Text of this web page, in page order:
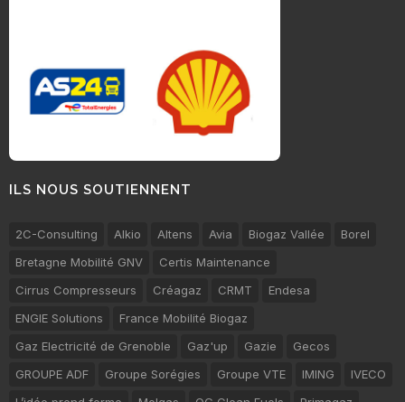
ILS NOUS SOUTIENNENT
2C-Consulting Alkio Altens Avia Biogaz Vallée
Borel
Bretagne Mobilité GNV
Certis Maintenance
Cirrus Compresseurs
Créagaz CRMT
Endesa
ENGIE Solutions
France Mobilité Biogaz
Gaz Electricité de Grenoble
Gaz'up Gazie
Gecos
GROUPE ADF
Groupe Sorégies Groupe VTE IMING
IVECO